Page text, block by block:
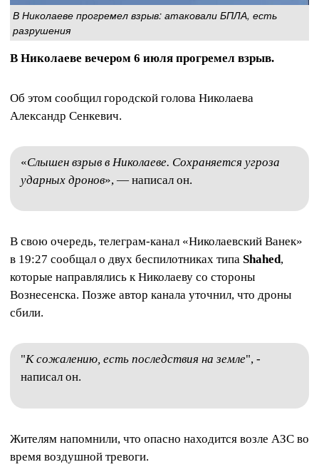
В Николаеве прогремел взрыв: атаковали БПЛА, есть
разрушения
В Николаеве вечером 6 июля прогремел взрыв.
Об этом сообщил городской голова Николаева
Александр Сенкевич.
«Слышен взрыв в Николаеве. Сохраняется угроза
ударных дронов», — написал он.
В свою очередь, телеграм-канал «Николаевский Ванек»
в 19:27 сообщал о двух беспилотниках типа Shahed,
которые направлялись к Николаеву со стороны
Вознесенска. Позже автор канала уточнил, что дроны
сбили.
"К сожалению, есть последствия на земле", -
написал он.
Жителям напомнили, что опасно находится возле АЗС во
время воздушной тревоги.